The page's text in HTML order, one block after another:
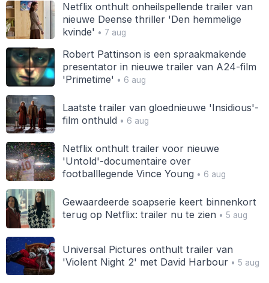
Netflix onthult onheilspellende trailer van
nieuwe Deense thriller 'Den hemmelige
kvinde' • 7 aug
Robert Pattinson is een spraakmakende
presentator in nieuwe trailer van A24-film
'Primetime' • 6 aug
Laatste trailer van gloednieuwe 'Insidious'-
film onthuld • 6 aug
Netflix onthult trailer voor nieuwe
'Untold'-documentaire over
footballlegende Vince Young• 6 aug
Gewaardeerde soapserie keert binnenkort
terug op Netflix: trailer nu te zien• 5 aug
Universal Pictures onthult trailer van
'Violent Night 2' met David Harbour• 5 aug